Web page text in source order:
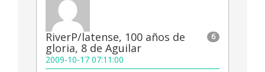
6
RiverP/latense, 100 años de
gloria, 8 de Aguilar
2009-10-17 07:11:00